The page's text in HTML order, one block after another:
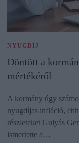
NYUGDÍJ
Döntött a
mértékéről
A kormány úgy
nyugdíjas infláció,
részleteket Gulyás
ismertette a…